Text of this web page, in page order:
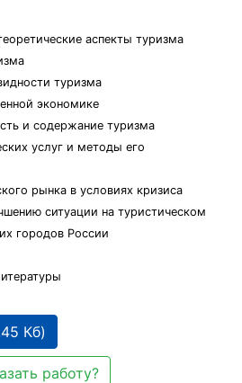
аспекты туризма
туризма
экономике
и содержание туризма
услуг и методы его
рынка в условиях кризиса
ситуации на туристическом
городов России
Кб)
работу?